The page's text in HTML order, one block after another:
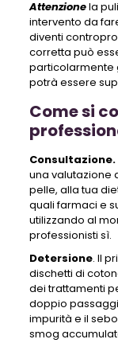
Attenzionela
intervento da
diventi
corretta può
particolarmente
potrà essere
Come si
Consultazione.
una valutazione
pelle, alla tua
quali farmaci e
utilizzando al
professionisti sì.
Detersione. Il
dischetti di
dei trattamenti
doppio
impurità e il
smog